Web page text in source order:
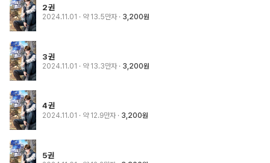
2권
2024.11.01 · 약 13.5만자 3,200원
3권
2024.11.01 · 약 13.3만자 3,200원
4권
2024.11.01 · 약 12.9만자 3,200원
5권